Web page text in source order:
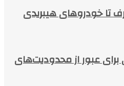
تا خودروهای هیبریدی
برای عبور از محدودیت‌های